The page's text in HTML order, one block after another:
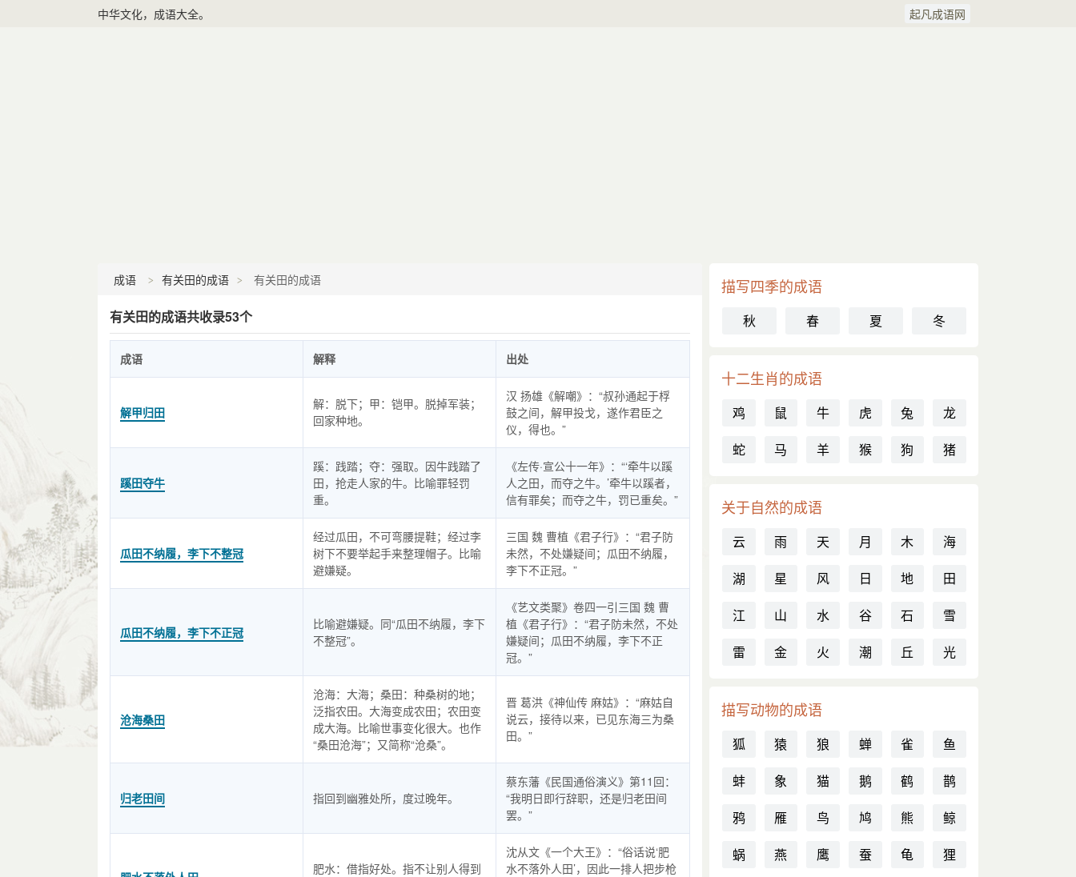
中华文化，成语大全。 起凡成语网
成语 有关田的成语 有关田的成语
有关田的成语共收录53个
成语 解释 出处
解甲归田
解：脱下；甲：铠甲。脱掉军装；
回家种地。
汉 扬雄《解嘲》：“叔孙通起于桴
鼓之间，解甲投戈，遂作君臣之
仪，得也。”
蹊田夺牛
蹊：践踏；夺：强取。因牛践踏了
田，抢走人家的牛。比喻罪轻罚
重。
《左传·宣公十一年》：“‘牵牛以蹊
人之田，而夺之牛。’牵牛以蹊者，
信有罪矣；而夺之牛，罚已重矣。”
瓜田不纳履，李下不整冠
经过瓜田，不可弯腰提鞋；经过李
树下不要举起手来整理帽子。比喻
避嫌疑。
三国 魏 曹植《君子行》：“君子防
未然，不处嫌疑间；瓜田不纳履，
李下不正冠。”
瓜田不纳履，李下不正冠
比喻避嫌疑。同“瓜田不纳履，李下
不整冠”。
《艺文类聚》卷四一引三国 魏 曹
植《君子行》：“君子防未然，不处
嫌疑间；瓜田不纳履，李下不正
冠。”
沧海桑田
沧海：大海；桑田：种桑树的地；
泛指农田。大海变成农田；农田变
成大海。比喻世事变化很大。也作
“桑田沧海”；又简称“沧桑”。
晋 葛洪《神仙传 麻姑》：“麻姑自
说云，接待以来，已见东海三为桑
田。”
归老田间 指回到幽雅处所，度过晚年。
蔡东藩《民国通俗演义》第11回：
“我明日即行辞职，还是归老田间
罢。”
肥水：借指好处。指不让别人得到
沈从文《一个大王》：“俗话说‘肥
水不落外人田’，因此一排人把步枪
描写四季的成语
秋 春 夏 冬
十二生肖的成语
鸡 鼠 牛 虎 兔
龙
蛇
马 羊 猴 狗 猪
关于自然的成语
云 雨 天 月 木
海
湖
星 风 日 地
田
江
山 水 谷 石
雪
雷
金 火 潮 丘 光
描写动物的成语
狐 猿 狼 蝉 雀
鱼
蚌
象 猫 鹅 鹤
鹊
鸦
雁 鸟 鸠 熊
鲸
蜗
燕 鹰 蚕 龟 狸